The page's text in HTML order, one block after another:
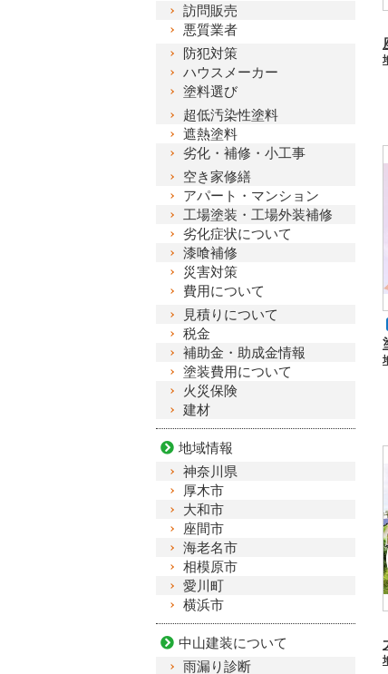
訪問販売
悪質業者
防犯対策
ハウスメーカー
塗料選び
超低汚染性塗料
遮熱塗料
劣化・補修・小工事
空き家修繕
アパート・マンション
工場塗装・工場外装補修
劣化症状について
漆喰補修
災害対策
費用について
見積りについて
税金
補助金・助成金情報
塗装費用について
火災保険
建材
地域情報
神奈川県
厚木市
大和市
座間市
海老名市
相模原市
愛川町
横浜市
中山建装について
雨漏り診断